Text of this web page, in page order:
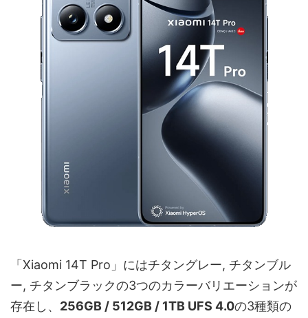
「Xiaomi 14T Pro」にはチタングレー, チタンブル
ー, チタンブラックの3つのカラーバリエーションが
存在し、 256GB / 512GB / 1TB UFS 4.0の3種類の